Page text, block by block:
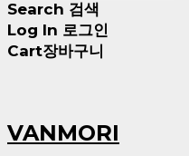
Search 검색
Log In 로그인
Cart장바구니
VANMORI